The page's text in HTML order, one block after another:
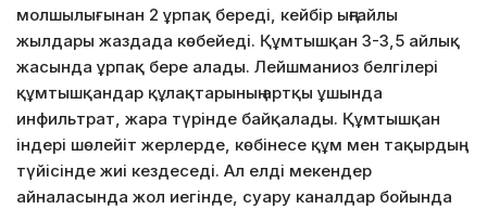
молшылығынан 2 ұрпақ береді, кейбір ыңғайлы
жылдары жаздада көбейеді. Құмтышқан 3-3,5 айлық
жасында ұрпақ бере алады. Лейшманиоз белгілері
құмтышқандар құлақтарының артқы ұшында
инфильтрат, жара түрінде байқалады. Құмтышқан
індері шөлейіт жерлерде, көбінесе құм мен тақырдың
түйісінде жиі кездеседі. Ал елді мекендер
айналасында жол иегінде, суару каналдар бойында